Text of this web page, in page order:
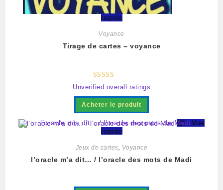
rapide
Voyance
Tirage de cartes – voyance
Note5.00
sur 5
Unverified overall ratings
Acheter le produit
Vue
rapide
Jeux de cartes Voyance
l’oracle m’a dit… / l’oracle des mots de Madi